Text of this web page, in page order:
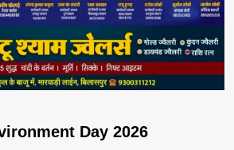
Day 2026